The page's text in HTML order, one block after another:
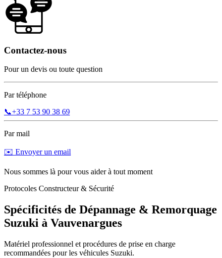
Contactez-nous
Pour un devis ou toute question
Par téléphone
📞+33 7 53 90 38 69
Par mail
✉️ Envoyer un email
Nous sommes là pour vous aider à tout moment
Protocoles Constructeur & Sécurité
Spécificités de Dépannage & Remorquage
Suzuki à Vauvenargues
Matériel professionnel et procédures de prise en charge
recommandées pour les véhicules Suzuki.